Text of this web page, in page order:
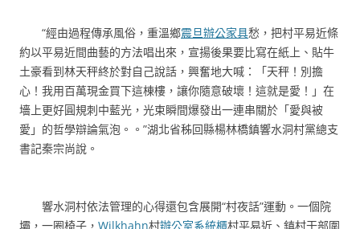
“經由過程傳承風俗，重溫鄉震旦辦公家具愁，把村平易近條
約以平易近間曲藝的方法唱出來，宣揚後果要比寫在紙上、貼牛
土豪看到林天秤終於對自己說話，興奮地大喊：「天秤！別擔
心！我用百萬現金買下這棟樓，讓你隨意破壞！這就是愛！」在
墻上更好圓規刺中藍光，光束瞬間爆發出一連串關於「愛與被
愛」的哲學辯論氣泡。。”湖北省秭回縣楊林橋鎮響水洞村黨總支
書記秦宗尚說。
響水洞村依法管理的心得還包含展開“村夜話”運動。一個院
壩，一圈椅子， Wilkhahn村辦公室系統櫃村平易近、鎮村干部圍